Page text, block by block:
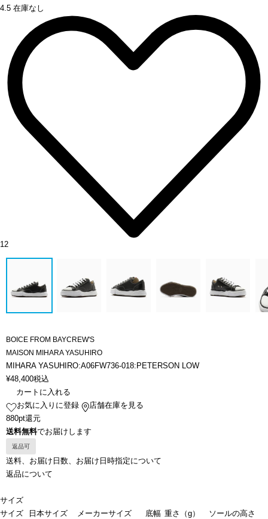
4.5 在庫なし
12
BOICE FROM BAYCREW'S
MAISON MIHARA YASUHIRO
MIHARA YASUHIRO:A06FW736-018:PETERSON LOW
¥48,400税込
カートに入れる
お気に入りに登録
店舗在庫を見る
880pt還元
送料無料でお届けします
返品可
送料、お届け日数、お届け日時指定について
返品について
サイズ
サイズ
日本サイズ メーカーサイズ 底幅 重さ（g）
ソールの高さ